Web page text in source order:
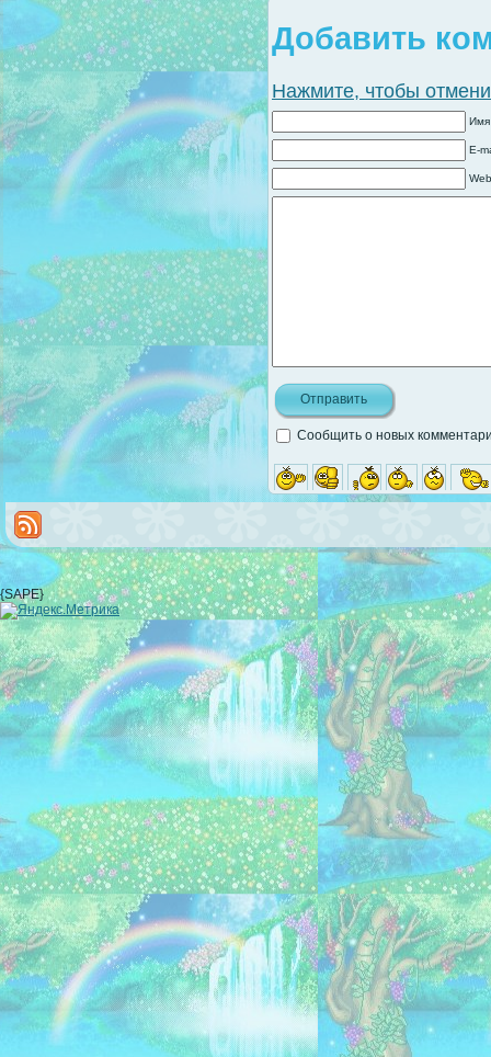
Добавить
Нажмите, чтобы
Имя
E-
Сообщить о новых
{SAPE}